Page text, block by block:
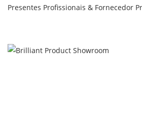
Presentes Profissionais & Fornecedor